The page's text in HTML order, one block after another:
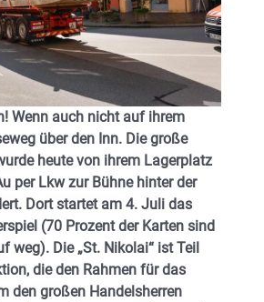
Wenn auch nicht auf ihrem
über den Inn. Die große
heute von ihrem Lagerplatz
per Lkw zur Bühne hinter der
Dort startet am 4. Juli das
(70 Prozent der Karten sind
weg). Die „St. Nikolai“ ist Teil
die den Rahmen für das
den großen Handelsherren